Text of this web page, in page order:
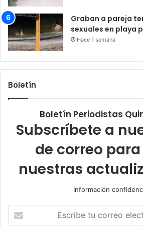
Graban a pareja
sexuales en playa
Hace 1 semana
Boletín
Boletín Periodistas
Subscríbete a
de correo
nuestras
Información